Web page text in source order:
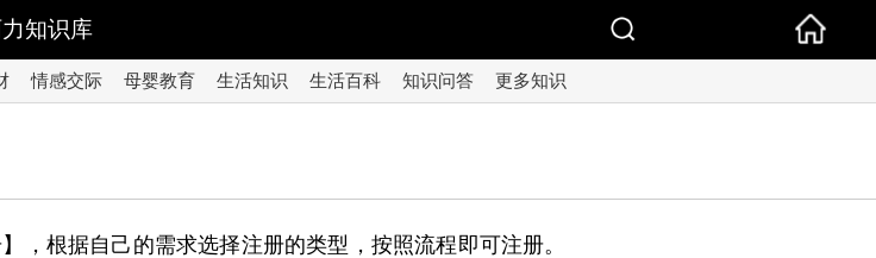
知识库
情感交际 母婴教育 生活知识 生活百科 知识问答 更多知识
，根据自己的需求选择注册的类型，按照流程即可注册。